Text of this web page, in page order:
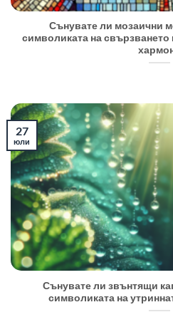
Сънувате ли мозаични
символиката на
Сънувате ли звънтящи
символиката на
27
юли